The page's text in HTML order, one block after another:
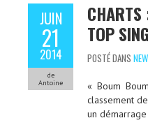
JUIN
21
2014
de
Antoine
TOP
POSTÉ DANS
« Boum
classement
un